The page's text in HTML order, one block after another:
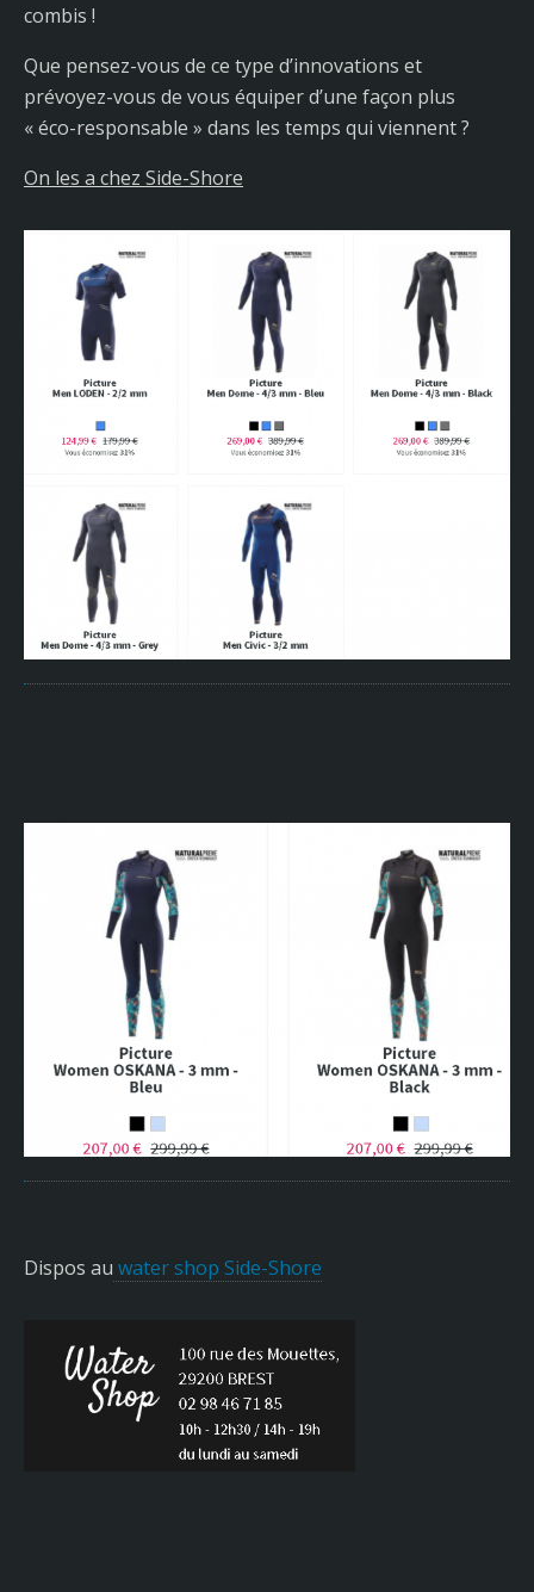
combis !
Que pensez-vous de ce type d’innovations et
prévoyez-vous de vous équiper d’une façon plus
« éco-responsable » dans les temps qui viennent ?
On les a chez Side-Shore
Dispos au water shop Side-Shore